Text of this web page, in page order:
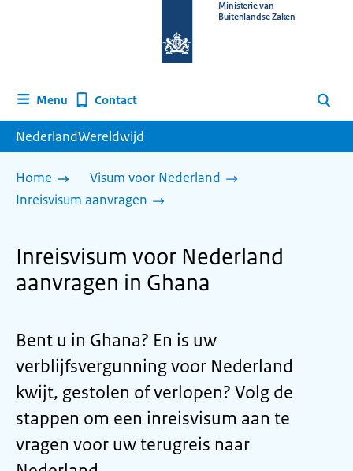
homepage
Ministerie van
Buitenlandse Zaken
Menu Contact Zoeken
NederlandWereldwijd
Home
Visum voor Nederland
Inreisvisum aanvragen
Inreisvisum voor Nederland
aanvragen in Ghana
Bent u in Ghana? En is uw
verblijfsvergunning voor Nederland
kwijt, gestolen of verlopen? Volg de
stappen om een inreisvisum aan te
vragen voor uw terugreis naar